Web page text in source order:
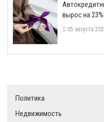
вырос на 23%
05 августа
Политика
Недвижимость